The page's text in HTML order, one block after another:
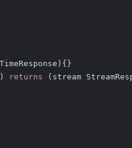
returns (stream